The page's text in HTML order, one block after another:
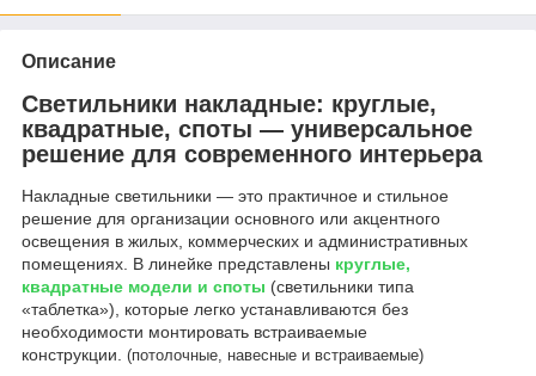
Описание
Светильники накладные: круглые,
квадратные, споты — универсальное
решение для современного интерьера
Накладные светильники — это практичное и стильное
решение для организации основного или акцентного
освещения в жилых, коммерческих и административных
помещениях. В линейке представлены круглые,
квадратные модели и споты (светильники типа
«таблетка»), которые легко устанавливаются без
необходимости монтировать встраиваемые
конструкции. (потолочные, навесные и встраиваемые)